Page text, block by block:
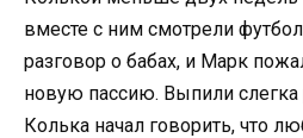
вместе с ним смотрели
разговор о бабах, и Марк
новую пассию. Выпили слегка
Колька начал говорить, что